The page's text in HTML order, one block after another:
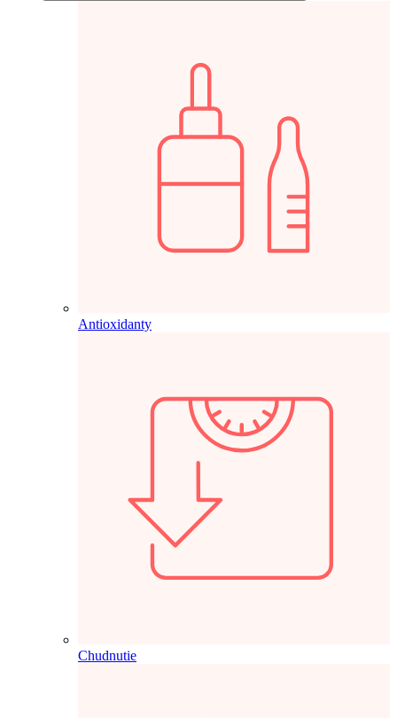
Antioxidanty
Chudnutie